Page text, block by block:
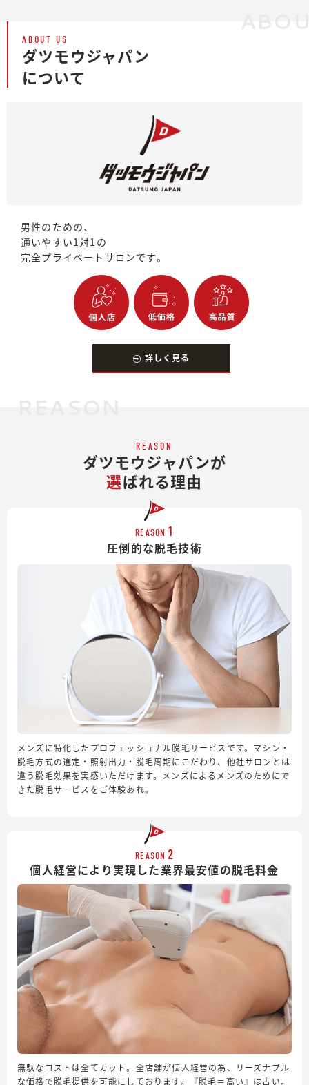
ABOUT US
ダツモウジャパン
について
男性のための、
通いやすい1対1の
完全プライベートサロンです。
詳しく見る
REASON
ダツモウジャパンが
選ばれる理由
REASON 1
圧倒的な脱毛技術
メンズに特化したプロフェッショナル脱毛サービスです。マシン・
脱毛方式の選定・照射出力・脱毛周期にこだわり、他社サロンとは
違う脱毛効果を実感いただけます。メンズによるメンズのためにで
きた脱毛サービスをご体験あれ。
REASON 2
個人経営により実現した業界最安値の脱毛料金
無駄なコストは全てカット。全店舗が個人経営の為、リーズナブル
な価格で脱毛提供を可能にしております。『脱毛＝高い』は古い。